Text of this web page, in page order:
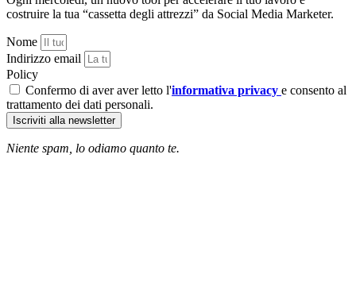
costruire la tua “cassetta degli attrezzi” da Social Media Marketer.
Nome
Indirizzo email
Policy
Confermo di aver aver letto l'informativa privacy e consento al
trattamento dei dati personali.
Iscriviti alla newsletter
Niente spam, lo odiamo quanto te.